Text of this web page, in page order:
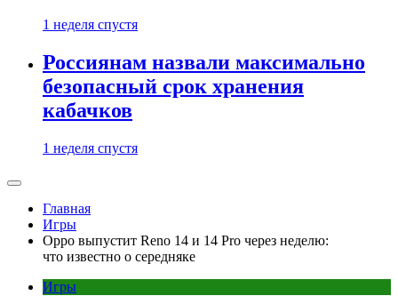
1 неделя спустя
Россиянам назвали максимально
безопасный срок хранения
кабачков
1 неделя спустя
Главная
Игры
Oppo выпустит Reno 14 и 14 Pro через неделю:
что известно о середняке
Игры